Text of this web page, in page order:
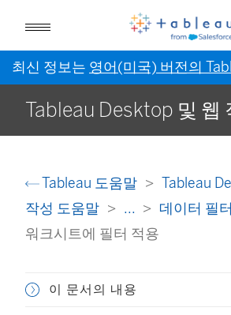
최신 정보는 영어(미국) 버전의
Tableau Desktop 및 웹
Tableau 도움말
Tableau
작성 도움말
... 데이터 필
워크시트에 필터 적용
이 문서의 내용